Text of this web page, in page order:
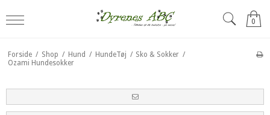
0
Forside / Shop / Hund / HundeTøj / Sko & Sokker /
Ozami Hundesokker